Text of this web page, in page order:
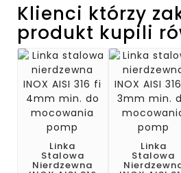
Klienci którzy
produkt kupili
Linka
Stalowa
Nierdzewna
Linka
Stalowa